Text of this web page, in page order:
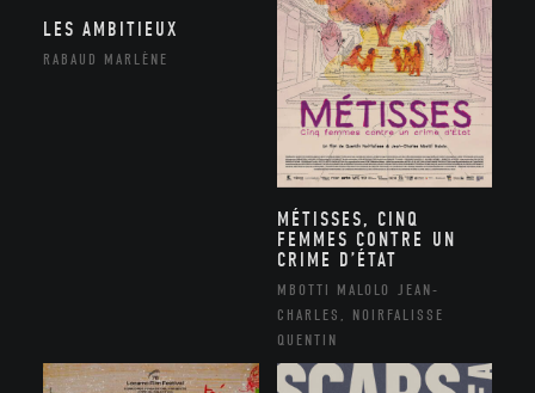
LES AMBITIEUX
RABAUD MARLÈNE
MÉTISSES, CINQ
FEMMES CONTRE UN
CRIME D’ÉTAT
MBOTTI MALOLO JEAN-
CHARLES, NOIRFALISSE
QUENTIN